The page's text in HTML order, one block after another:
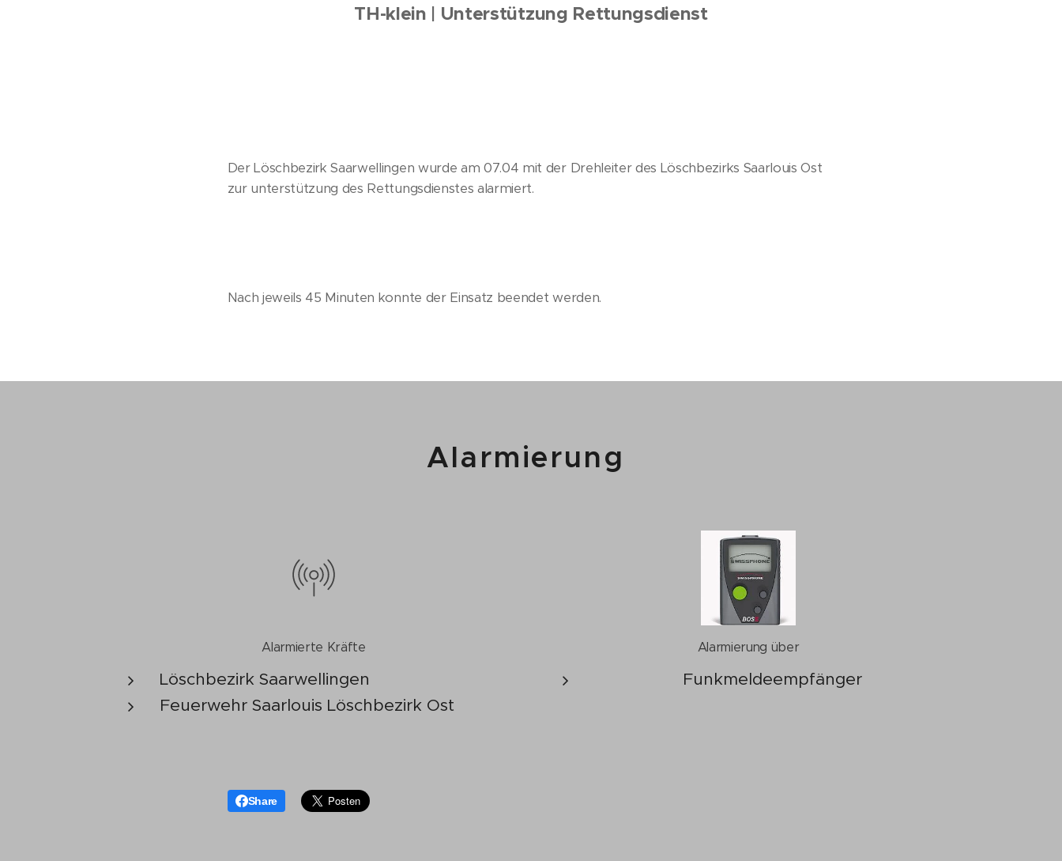
TH-klein | Unterstützung Rettungsdienst
Der Löschbezirk Saarwellingen wurde am 07.04 mit der Drehleiter des Löschbezirks Saarlouis Ost
zur unterstützung des Rettungsdienstes alarmiert.
Nach jeweils 45 Minuten konnte der Einsatz beendet werden.
Alarmierung
Alarmierte Kräfte
Löschbezirk Saarwellingen
Feuerwehr Saarlouis Löschbezirk Ost
Alarmierung über
Funkmeldeempfänger
Share